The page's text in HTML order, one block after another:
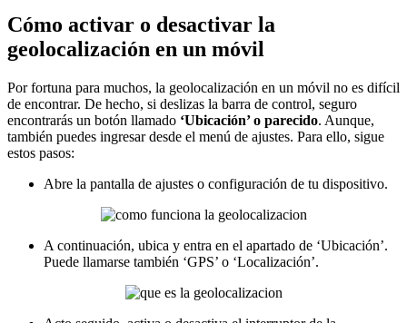
Cómo activar o desactivar la
geolocalización en un móvil
Por fortuna para muchos, la geolocalización en un móvil no es difícil
de encontrar. De hecho, si deslizas la barra de control, seguro
encontrarás un botón llamado ‘Ubicación’ o parecido. Aunque,
también puedes ingresar desde el menú de ajustes. Para ello, sigue
estos pasos:
Abre la pantalla de ajustes o configuración de tu dispositivo.
A continuación, ubica y entra en el apartado de ‘Ubicación’.
Puede llamarse también ‘GPS’ o ‘Localización’.